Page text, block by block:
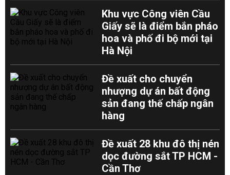
Khu vực Công viên Cầu
Giấy sẽ là điểm bắn pháo
hoa và phố đi bộ mới tại
Hà Nội
Đề xuất cho chuyển
nhượng dự án bất động
sản đang thế chấp ngân
hàng
Đề xuất 28 khu đô thị nén
dọc đường sắt TP HCM -
Cần Thơ